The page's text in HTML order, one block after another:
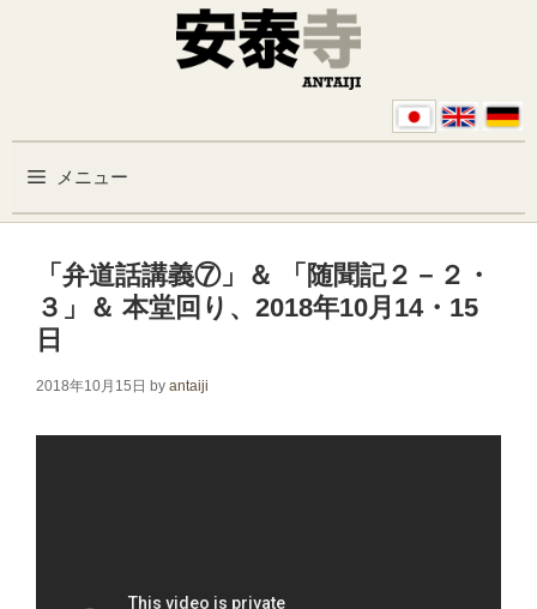
コンテンツへスキップ
メニュー
「弁道話講義⑦」＆ 「随聞記２－２・
３」＆ 本堂回り、2018年10月14・15
日
2018年10月15日 by antaiji